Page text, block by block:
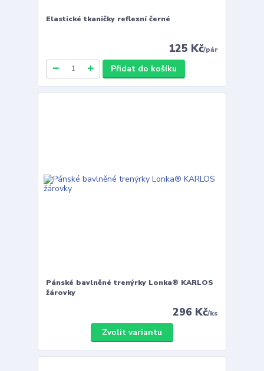
Elastické tkaničky reflexní černé
125 Kč/pár
Přidat do košíku
Pánské bavlněné trenýrky Lonka® KARLOS
žárovky
296 Kč/ks
Zvolit variantu